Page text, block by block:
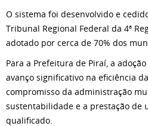
O sistema foi desenvolvido e
Tribunal Regional Federal da 4ª
adotado por cerca de 70% dos
Para a Prefeitura de Piraí, a
avanço significativo na eficiência
compromisso da administração
sustentabilidade e a prestação de
qualificado.